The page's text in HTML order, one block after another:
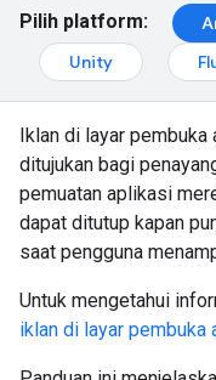
Pilih platform:
Unity
Iklan di layar
ditujukan bagi
pemuatan aplikasi
dapat ditutup kapan
saat pengguna
Untuk mengetahui
iklan di layar pembuka